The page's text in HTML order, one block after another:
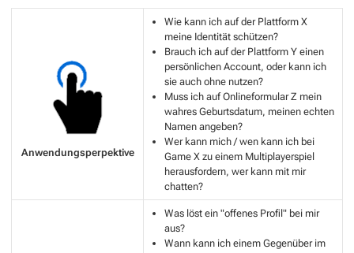
Anwendungsperpektive
Wie kann ich auf der Plattform X
meine Identität schützen?
Brauch ich auf der Plattform Y einen
persönlichen Account, oder kann ich
sie auch ohne nutzen?
Muss ich auf Onlineformular Z mein
wahres Geburtsdatum, meinen echten
Namen angeben?
Wer kann mich / wen kann ich bei
Game X zu einem Multiplayerspiel
herausfordern, wer kann mit mir
chatten?
Was löst ein "offenes Profil" bei mir
aus?
Wann kann ich einem Gegenüber im